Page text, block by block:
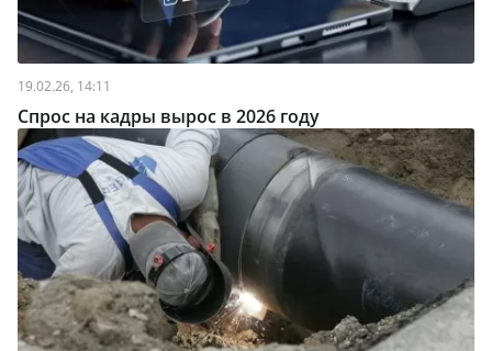
19.02.26, 14:11
Спрос на кадры вырос в 2026 году